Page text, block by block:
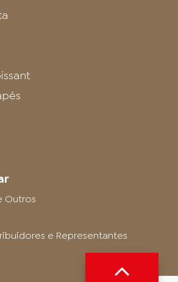
Outros
e Representantes